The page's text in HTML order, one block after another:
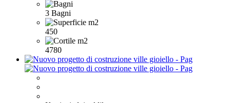
3 Bagni
450
4780